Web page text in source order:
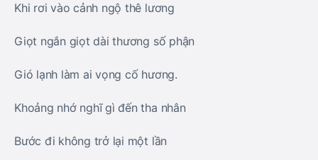
Khi rơi vào cảnh ngộ thê lương
Giọt ngắn giọt dài thương số phận
Gió lạnh làm ai vọng cố hương.
Khoảng nhớ nghĩ gì đến tha nhân
Bước đi không trở lại một lần